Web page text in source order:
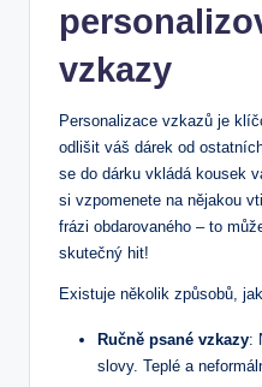
vzkazy
Personalizace vzkazů je
odlišit váš dárek od
se do dárku vkládá kousek
si vzpomenete na nějakou
frázi obdarovaného – to
skutečný hit!
Existuje několik způsobů,
Ručně psané vzkazy:
slovy. Teplé a